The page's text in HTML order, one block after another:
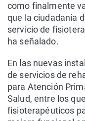
como finalmente
que la ciudadanía
servicio de
ha señalado.
En las nuevas
de servicios de
para Atención
Salud, entre los
fisioterapéuticos